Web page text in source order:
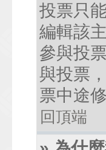
投票只
編輯該
參與投
與投票
票中途
回頂端